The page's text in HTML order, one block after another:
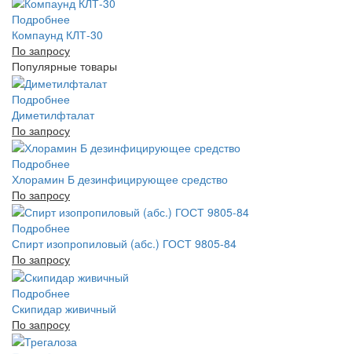
Подробнее
Компаунд КЛТ-30
По запросу
Популярные товары
Подробнее
Диметилфталат
По запросу
Подробнее
Хлорамин Б дезинфицирующее средство
По запросу
Подробнее
Спирт изопропиловый (абс.) ГОСТ 9805-84
По запросу
Подробнее
Скипидар живичный
По запросу